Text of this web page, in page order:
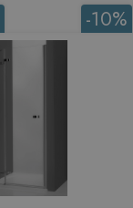
-10%